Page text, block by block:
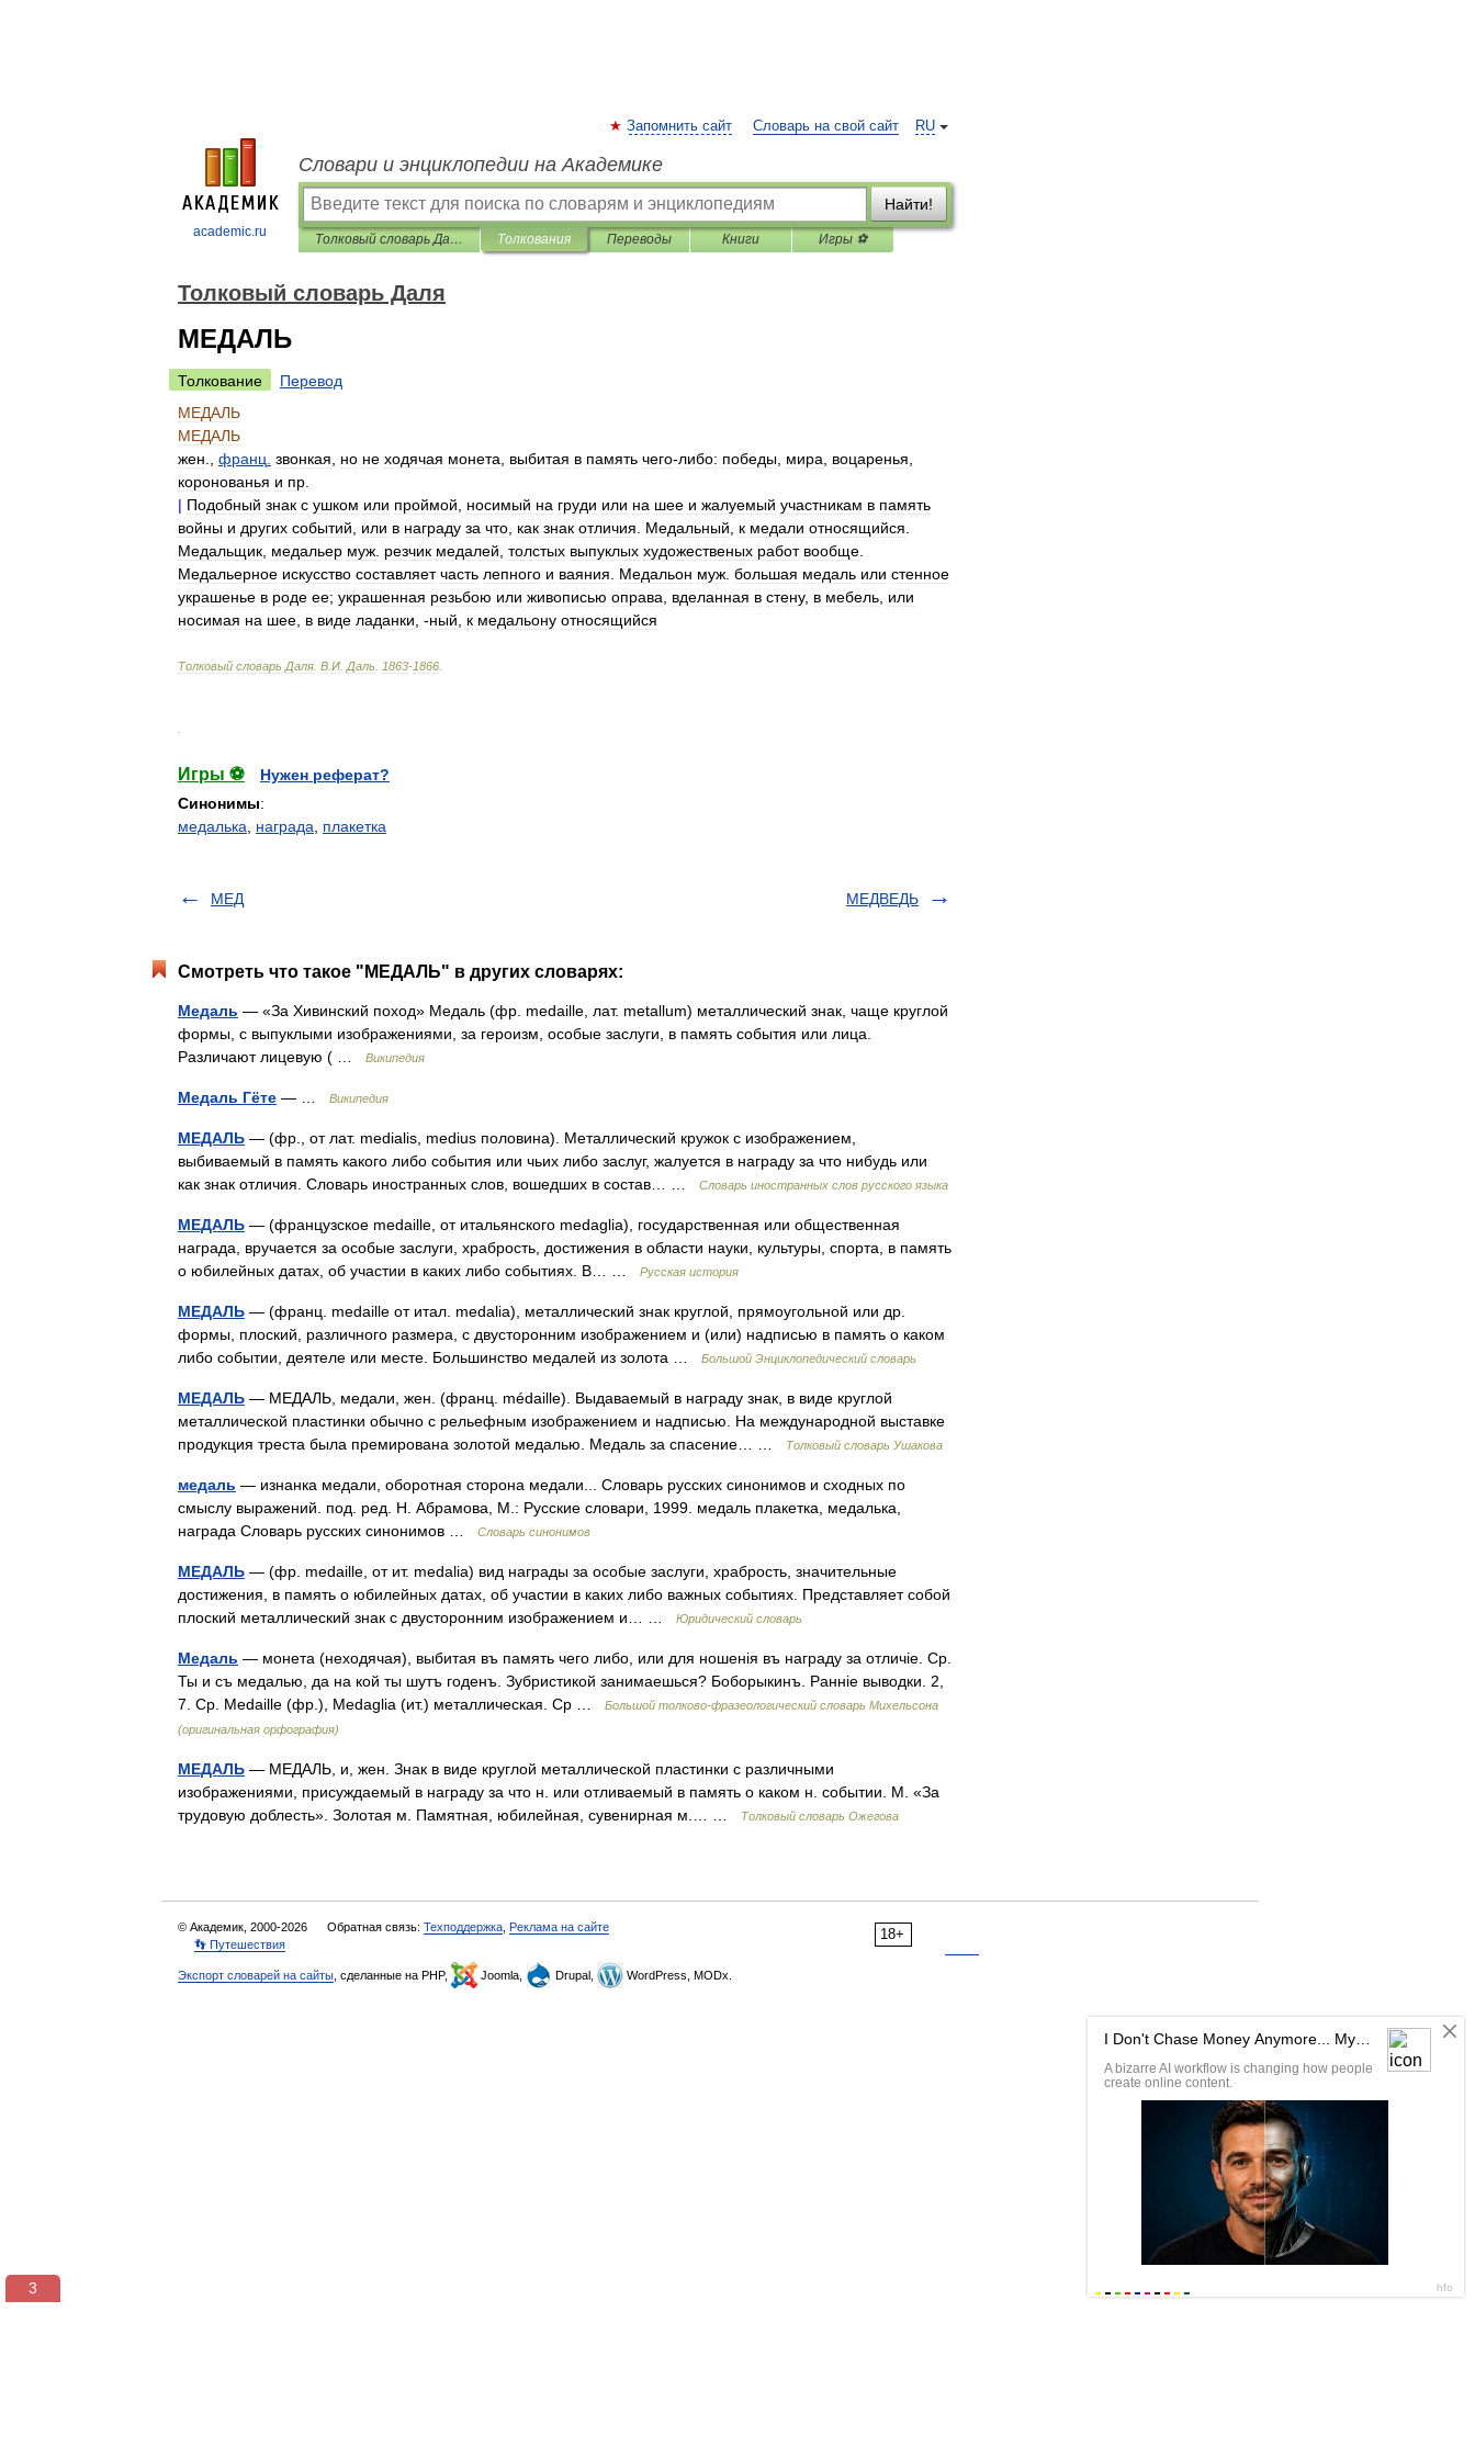
academic.ru
RU
Запомнить сайт Словарь на свой сайт
Словари и энциклопедии на Академике
Найти!
Толковый словарь Даля Толкования Переводы Книги Игры ⚽
Толковый словарь Даля
МЕДАЛЬ
Толкование
Перевод
МЕДАЛЬ
МЕДАЛЬ
жен
франц звонкая но не ходячая монета выбитая в память чего-либо: победы мира воцаренья
коронованья и пр
| Подобный знак с ушком или проймой носимый на груди или на шее и жалуемый участникам в память
войны и других событий или в награду за что как знак отличия Медальный к медали относящийся
Медальщик медальер муж резчик медалей толстых выпуклых художественых работ вообще
Медальерное искусство составляет часть лепного и ваяния Медальон муж большая медаль или стенное
украшенье в роде ее; украшенная резьбою или живописью оправа вделанная в стену, в мебель или
носимая на шее в виде ладанки , -ный к медальону относящийся
Толковый словарь Даля В И Даль 1863-1866
Игры ⚽
Нужен реферат?
Синонимы:
медалька
награда плакетка
МЕД МЕДВЕДЬ
Смотреть что такое "МЕДАЛЬ" в других словарях:
Медаль — «За Хивинский поход» Медаль (фр. medaille, лат. metallum) металлический знак, чаще круглой
формы, с выпуклыми изображениями, за героизм, особые заслуги, в память события или лица.
Различают лицевую ( …
Википедия
Медаль Гёте — … Википедия
МЕДАЛЬ — (фр., от лат. medialis, medius половина). Металлический кружок с изображением,
выбиваемый в память какого либо события или чьих либо заслуг, жалуется в награду за что нибудь или
как знак отличия. Словарь иностранных слов, вошедших в состав… …
Словарь иностранных слов русского языка
МЕДАЛЬ — (французское medaille, от итальянского medaglia), государственная или общественная
награда, вручается за особые заслуги, храбрость, достижения в области науки, культуры, спорта, в память
о юбилейных датах, об участии в каких либо событиях. В… …
Русская история
МЕДАЛЬ — (франц. medaille от итал. medalia), металлический знак круглой, прямоугольной или др.
формы, плоский, различного размера, с двусторонним изображением и (или) надписью в память о каком
либо событии, деятеле или месте. Большинство медалей из золота …
Большой Энциклопедический словарь
МЕДАЛЬ — МЕДАЛЬ, медали, жен. (франц. médaille). Выдаваемый в награду знак, в виде круглой
металлической пластинки обычно с рельефным изображением и надписью. На международной выставке
продукция треста была премирована золотой медалью. Медаль за спасение… …
Толковый словарь Ушакова
медаль — изнанка медали, оборотная сторона медали... Словарь русских синонимов и сходных по
смыслу выражений. под. ред. Н. Абрамова, М.: Русские словари, 1999. медаль плакетка, медалька,
награда Словарь русских синонимов …
Словарь синонимов
МЕДАЛЬ — (фр. medaille, от ит. medalia) вид награды за особые заслуги, храбрость, значительные
достижения, в память о юбилейных датах, об участии в каких либо важных событиях. Представляет собой
плоский металлический знак с двусторонним изображением и… …
Юридический словарь
Медаль — монета (неходячая), выбитая въ память чего либо, или для ношенія въ награду за отличіе. Ср.
Ты и съ медалью, да на кой ты шутъ годенъ. Зубристикой занимаешься? Боборыкинъ. Ранніе выводки. 2,
7. Ср. Medaille (фр.), Medaglia (ит.) металлическая. Ср …
Большой толково-фразеологический словарь Михельсона
(оригинальная орфография)
МЕДАЛЬ — МЕДАЛЬ, и, жен. Знак в виде круглой металлической пластинки с различными
изображениями, присуждаемый в награду за что н. или отливаемый в память о каком н. событии. М. «За
трудовую доблесть». Золотая м. Памятная, юбилейная, сувенирная м.… …
Толковый словарь Ожегова
18+
© Академик, 2000-2026 Обратная связь: Техподдержка Реклама на сайте
👣 Путешествия
Экспорт словарей на сайты , сделанные на PHP, Joomla, Drupal, WordPress, MODx.
3